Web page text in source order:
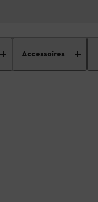
Accessoires